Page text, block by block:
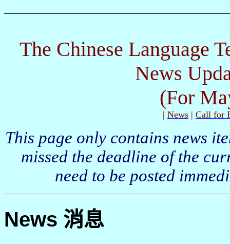
The Chinese Language
News
(For
| News | Call for
This page only contains news
missed the deadline of the
need to be posted
News 消息